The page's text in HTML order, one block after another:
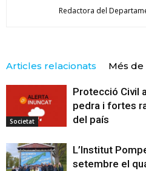
Redactora del
Articles relacionats Més
Societat
Protecció Civil
pedra i fortes
del país
L’Institut
setembre el